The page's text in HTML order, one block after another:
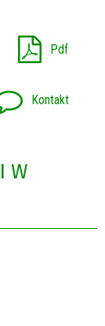
Pdf
Kontakt
W